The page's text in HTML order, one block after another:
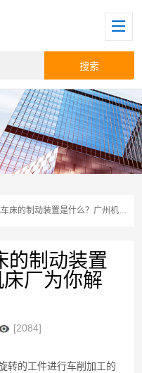
制动装置是什么？广州机床厂为你解答！
的制动装置
厂为你解
[2084]
的工件进行车削加工的